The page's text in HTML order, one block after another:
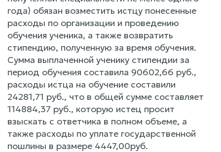
года) обязан возместить истцу понесенные
расходы по организации и проведению
обучения ученика, а также возвратить
стипендию, полученную за время обучения.
Сумма выплаченной ученику стипендии за
период обучения составила 90602,66 руб.,
расходы истца на обучение составили
24281,71 руб., что в общей сумме составляет
114884,37 руб., которую истец просит
взыскать с ответчика в полном объеме, а
также расходы по уплате государственной
пошлины в размере 4447,00руб.